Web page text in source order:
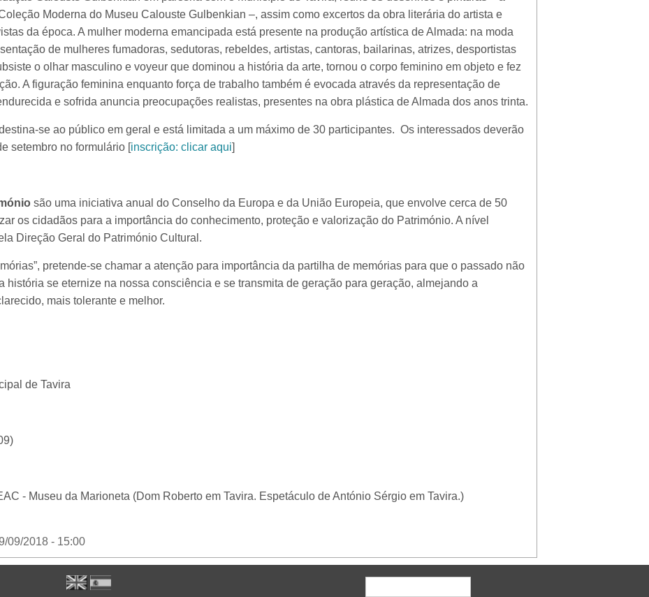
Moderna do Museu Calouste Gulbenkian –, assim como excertos da obra literária do artista e
da época. A mulher moderna emancipada está presente na produção artística de Almada: na moda
de mulheres fumadoras, sedutoras, rebeldes, artistas, cantoras, bailarinas, atrizes, desportistas
o olhar masculino e voyeur que dominou a história da arte, tornou o corpo feminino em objeto e fez
A figuração feminina enquanto força de trabalho também é evocada através da representação de
e sofrida anuncia preocupações realistas, presentes na obra plástica de Almada dos anos trinta.
se ao público em geral e está limitada a um máximo de 30 participantes. Os interessados deverão
setembro no formulário [ inscrição: clicar aqui
são uma iniciativa anual do Conselho da Europa e da União Europeia, que envolve cerca de 50
os cidadãos para a importância do conhecimento, proteção e valorização do Património. A nível
Direção Geral do Património Cultural.
pretende-se chamar a atenção para importância da partilha de memórias para que o passado não
história se eternize na nossa consciência e se transmita de geração para geração, almejando a
mais tolerante e melhor.
de Tavira
- Museu da Marioneta (Dom Roberto em Tavira. Espetáculo de António Sérgio em Tavira.)
09/2018 - 15:00